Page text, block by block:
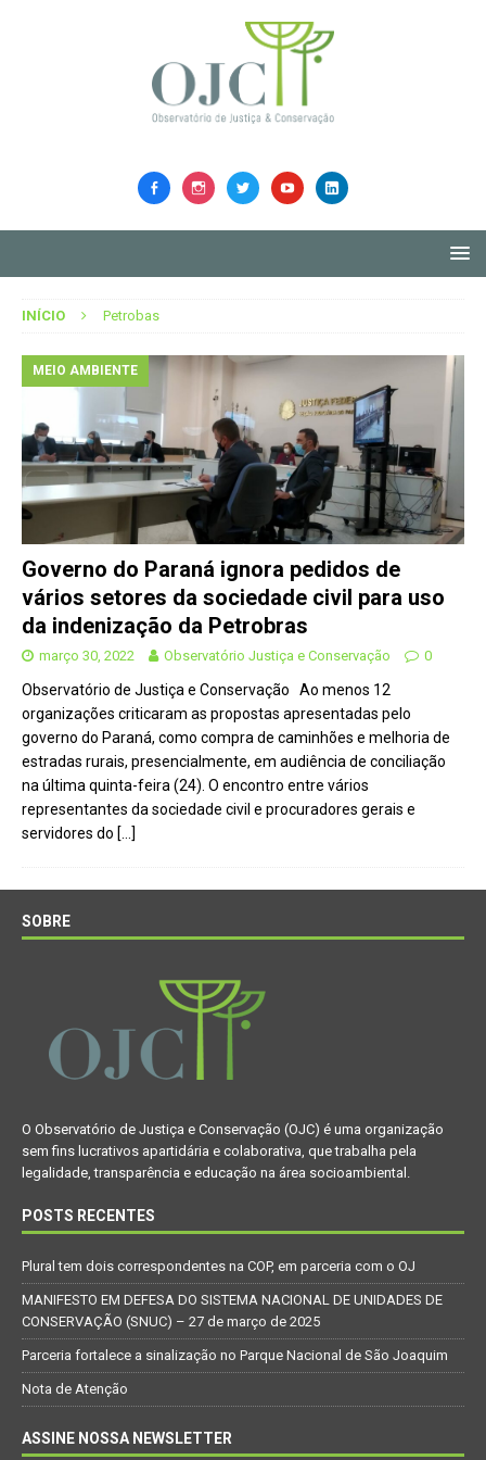
INÍCIO Petrobas
MEIO AMBIENTE
Governo do Paraná ignora pedidos de
vários setores da sociedade civil para uso
da indenização da Petrobras
março 30, 2022 Observatório Justiça e Conservação 0
Observatório de Justiça e Conservação Ao menos 12
organizações criticaram as propostas apresentadas pelo
governo do Paraná, como compra de caminhões e melhoria de
estradas rurais, presencialmente, em audiência de conciliação
na última quinta-feira (24). O encontro entre vários
representantes da sociedade civil e procuradores gerais e
servidores do […]
SOBRE
O Observatório de Justiça e Conservação (OJC) é uma organização
sem fins lucrativos apartidária e colaborativa, que trabalha pela
legalidade, transparência e educação na área socioambiental.
POSTS RECENTES
Plural tem dois correspondentes na COP, em parceria com o OJ
MANIFESTO EM DEFESA DO SISTEMA NACIONAL DE UNIDADES DE
CONSERVAÇÃO (SNUC) – 27 de março de 2025
Parceria fortalece a sinalização no Parque Nacional de São Joaquim
Nota de Atenção
ASSINE NOSSA NEWSLETTER